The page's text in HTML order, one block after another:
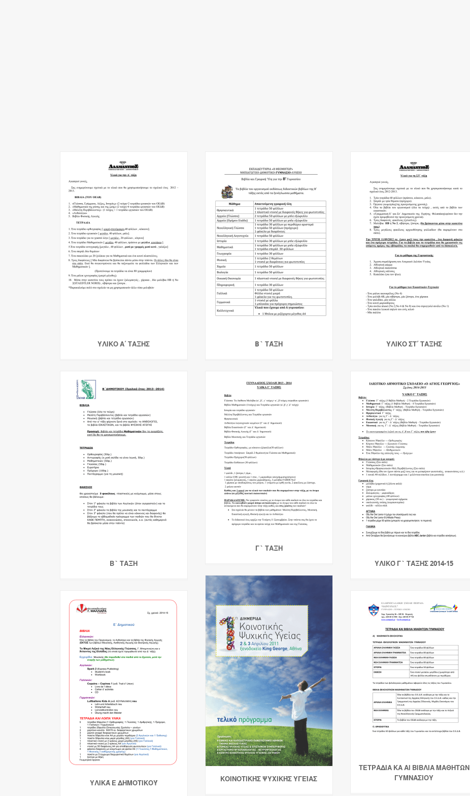
ΥΛΙΚΟ Α΄ ΤΑΞΗΣ B` ΤΆΞΗ ΥΛΙΚΟ ΣΤ΄ ΤΑΞΗΣ
Β` ΤΑΞΗ
Γ` ΤΑΞΗ
ΥΛΙΚΌ Γ` ΤΆΞΗΣ 2014-15
ΚΟΙΝΟΤΙΚΉΣ ΨΥΧΙΚΉΣ ΥΓΕΊΑΣ
ΥΛΙΚΆ Ε ΔΗΜΟΤΙΚΟΎ
ΤΕΤΡΑΔΙΑ ΚΑ ΑΙ ΒΙΒΛΙΑ ΜΑΘΗΤΩΝ
ΓΥΜΝΑΣΙΟΥ